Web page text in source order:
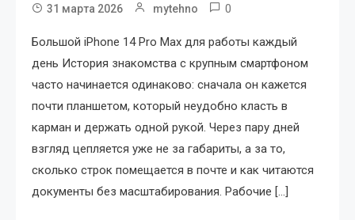
31 марта 2026 mytehno 0
Большой iPhone 14 Pro Max для работы каждый
день История знакомства с крупным смартфоном
часто начинается одинаково: сначала он кажется
почти планшетом, который неудобно класть в
карман и держать одной рукой. Через пару дней
взгляд цепляется уже не за габариты, а за то,
сколько строк помещается в почте и как читаются
документы без масштабирования. Рабочие […]